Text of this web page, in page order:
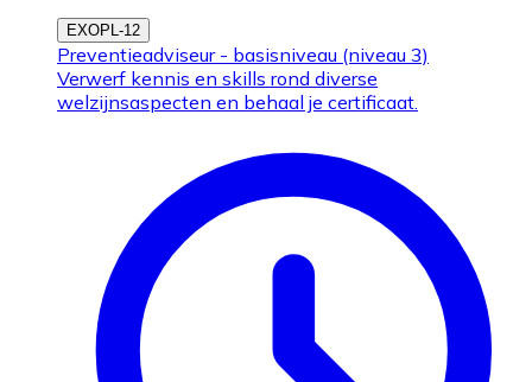
EXOPL-12
Preventieadviseur - basisniveau (niveau 3)
Verwerf kennis en skills rond diverse
welzijnsaspecten en behaal je certificaat.